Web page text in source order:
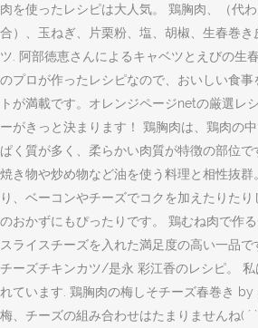
肉を使ったレシピは大人気。 鶏胸肉、（代
合）、玉ねぎ、片栗粉、塩、胡椒、生春巻
ツ. 阿部徳恵さんによるキャベツとえびの生
のプロが作ったレシピなので、おいしい食
トが満載です。オレンジページnetの厳選レ
ーがきっと決まります！ 鶏胸肉は、鶏肉の
ぱく質が多く、柔らかい肉質が特徴の部位で
焼き物や炒め物など油を使う料理と相性抜群
り、ベーコンやチーズでコクを加えたりた
のおかずにもぴったりです。 鶏むね肉で作
スライスチーズを入れた満足度の高い一品
チーズチキンカツ/是永 彩江香のレシピ。 私
れています. 鶏胸肉の梅しそチーズ春巻き by
梅、チーズの組み合わせはたまりませんね(